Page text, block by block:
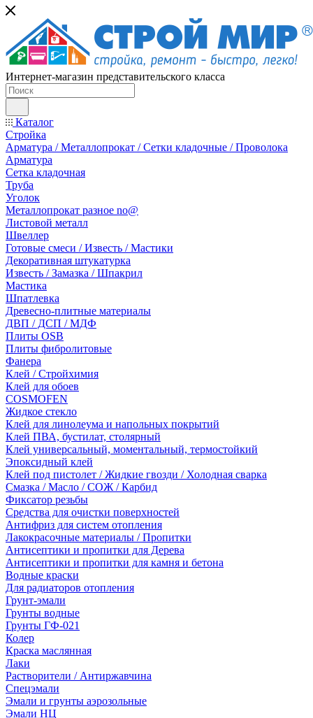
Интернет-магазин представительского класса
Каталог
Стройка
Арматура / Металлопрокат / Сетки кладочные / Проволока
Арматура
Сетка кладочная
Труба
Уголок
Металлопрокат разное no@
Листовой металл
Швеллер
Готовые смеси / Известь / Мастики
Декоративная штукатурка
Известь / Замазка / Шпакрил
Мастика
Шпатлевка
Древесно-плитные материалы
ДВП / ДСП / МДФ
Плиты OSB
Плиты фибролитовые
Фанера
Клей / Стройхимия
Клей для обоев
COSMOFEN
Жидкое стекло
Клей для линолеума и напольных покрытий
Клей ПВА, бустилат, столярный
Клей универсальный, моментальный, термостойкий
Эпоксидный клей
Клей под пистолет / Жидкие гвозди / Холодная сварка
Смазка / Масло / СОЖ / Карбид
Фиксатор резьбы
Средства для очистки поверхностей
Антифриз для систем отопления
Лакокрасочные материалы / Пропитки
Антисептики и пропитки для Дерева
Антисептики и пропитки для камня и бетона
Водные краски
Для радиаторов отопления
Грунт-эмали
Грунты водные
Грунты ГФ-021
Колер
Краска маслянная
Лаки
Растворители / Антиржавчина
Спецэмали
Эмали и грунты аэрозольные
Эмали НЦ